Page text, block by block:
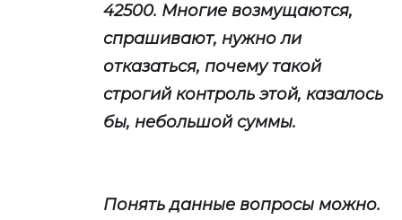
42500. Многие возмущаются,
спрашивают, нужно ли
отказаться, почему такой
строгий контроль этой, казалось
бы, небольшой суммы.
Понять данные вопросы можно.